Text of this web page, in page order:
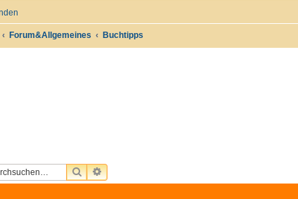
Forum&Allgemeines Buchtipps
SUCHEERWEITERTE SUCHE